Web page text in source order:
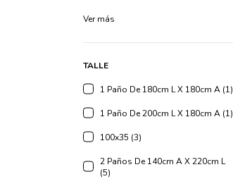
Ver más
TALLE
1 Paño De 180cm L X 180cm A (1)
1 Paño De 200cm L X 180cm A (1)
100x35 (3)
2 Paños De 140cm A X 220cm L
(5)